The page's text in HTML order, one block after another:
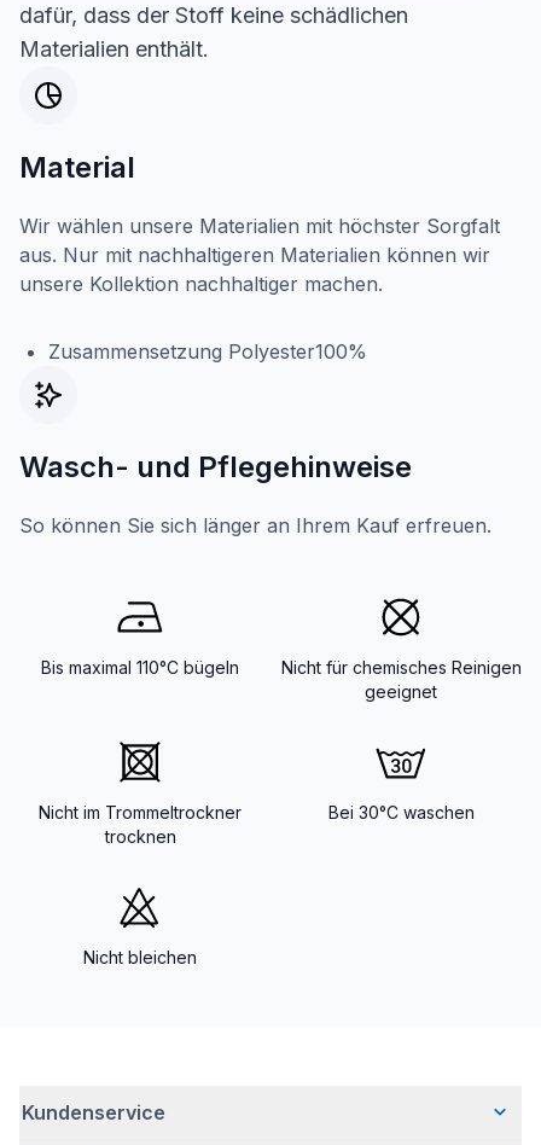
dafür, dass der Stoff keine schädlichen
Materialien enthält.
Material
Wir wählen unsere Materialien mit höchster Sorgfalt
aus. Nur mit nachhaltigeren Materialien können wir
unsere Kollektion nachhaltiger machen.
Zusammensetzung Polyester100%
Wasch- und Pflegehinweise
So können Sie sich länger an Ihrem Kauf erfreuen.
Bis maximal 110°C bügeln
Nicht für chemisches Reinigen
geeignet
Nicht im Trommeltrockner
trocknen
Bei 30°C waschen
Nicht bleichen
Kundenservice